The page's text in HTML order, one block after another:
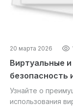
20 марта 2026
Виртуальные
безопасность
Узнайте о
использования